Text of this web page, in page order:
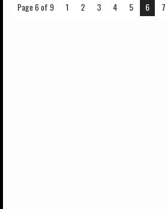
Page 6 of 9 1 2 3 4 5 6 7